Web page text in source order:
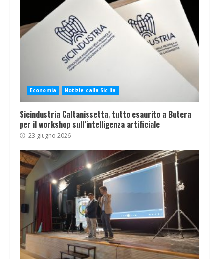
Economia Notizie dalla Sicilia
Sicindustria Caltanissetta, tutto esaurito a Butera
per il workshop sull’intelligenza artificiale
23 giugno 2026